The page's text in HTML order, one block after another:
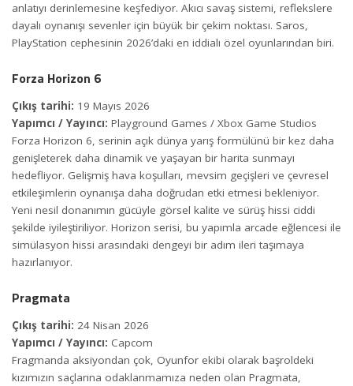
anlatıyı derinlemesine keşfediyor. Akıcı savaş sistemi, reflekslere
dayalı oynanışı sevenler için büyük bir çekim noktası. Saros,
PlayStation cephesinin 2026’daki en iddialı özel oyunlarından biri.
Forza Horizon 6
Çıkış tarihi: 19 Mayıs 2026
Yapımcı / Yayıncı: Playground Games / Xbox Game Studios
Forza Horizon 6, serinin açık dünya yarış formülünü bir kez daha
genişleterek daha dinamik ve yaşayan bir harita sunmayı
hedefliyor. Gelişmiş hava koşulları, mevsim geçişleri ve çevresel
etkileşimlerin oynanışa daha doğrudan etki etmesi bekleniyor.
Yeni nesil donanımın gücüyle görsel kalite ve sürüş hissi ciddi
şekilde iyileştiriliyor. Horizon serisi, bu yapımla arcade eğlencesi ile
simülasyon hissi arasındaki dengeyi bir adım ileri taşımaya
hazırlanıyor.
Pragmata
Çıkış tarihi: 24 Nisan 2026
Yapımcı / Yayıncı: Capcom
Fragmanda aksiyondan çok, Oyunfor ekibi olarak başroldeki
kızımızın saçlarına odaklanmamıza neden olan Pragmata,